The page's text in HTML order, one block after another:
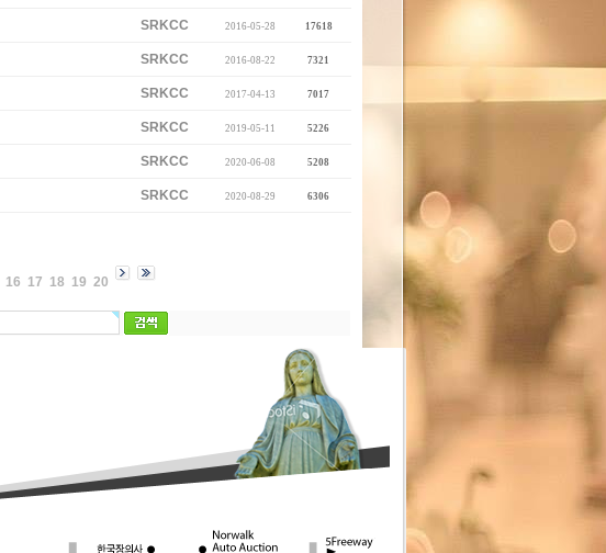
SRKCC 2016-05-28 17618
SRKCC 2016-08-22 7321
SRKCC 2017-04-13 7017
SRKCC 2019-05-11 5226
SRKCC 2020-06-08 5208
SRKCC 2020-08-29 6306
16 17 18 19 20